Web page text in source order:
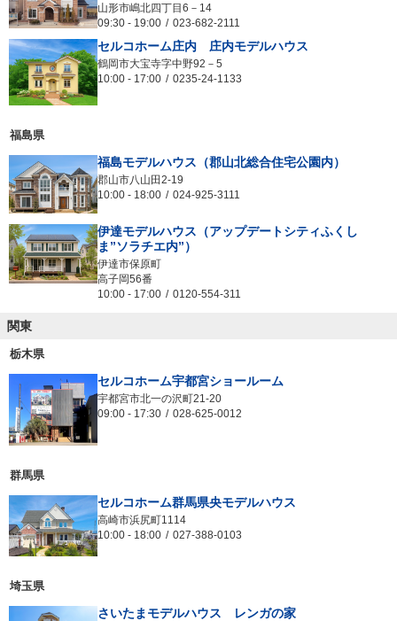
山形市嶋北四丁目6－14
09:30 - 19:00 023-682-2111
セルコホーム庄内 庄内モデルハウス
鶴岡市大宝寺字中野92－5
10:00 - 17:00 0235‐24‐1133
福島県
福島モデルハウス（郡山北総合住宅公園内）
郡山市八山田2-19
10:00 - 18:00 024-925-3111
伊達モデルハウス（アップデートシティふくし
ま”ソラチエ内”）
伊達市保原町
高子岡56番
10:00 - 17:00 0120-554-311
関東
栃木県
セルコホーム宇都宮ショールーム
宇都宮市北一の沢町21-20
09:00 - 17:30 028-625-0012
群馬県
セルコホーム群馬県央モデルハウス
高崎市浜尻町1114
10:00 - 18:00 027-388-0103
埼玉県
さいたまモデルハウス レンガの家